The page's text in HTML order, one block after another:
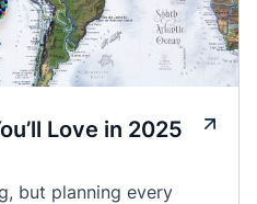
Love in 2025
but planning every